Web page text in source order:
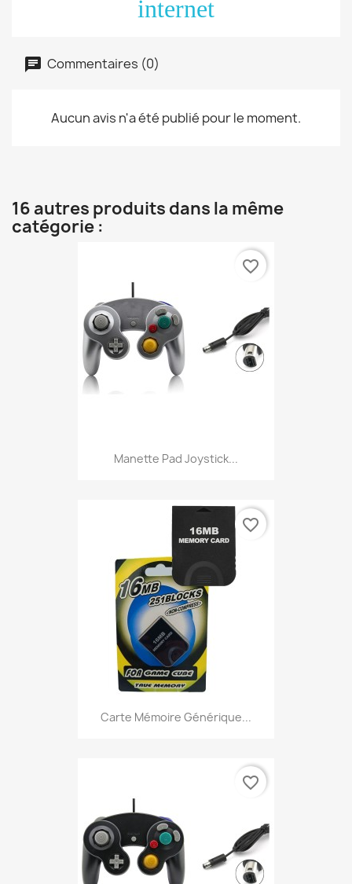
internet
Commentaires (0)
Aucun avis n'a été publié pour le moment.
16 autres produits dans la même
catégorie :
Manette Pad Joystick...
favorite_border
Carte Mémoire Générique...
favorite_border
favorite_border